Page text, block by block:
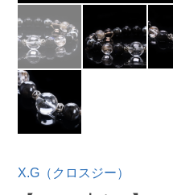
X.G（クロスジー）